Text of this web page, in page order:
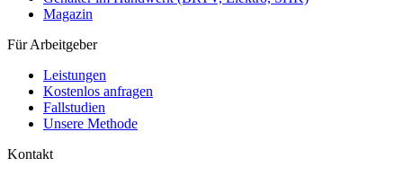
Magazin
Für Arbeitgeber
Leistungen
Kostenlos anfragen
Fallstudien
Unsere Methode
Kontakt